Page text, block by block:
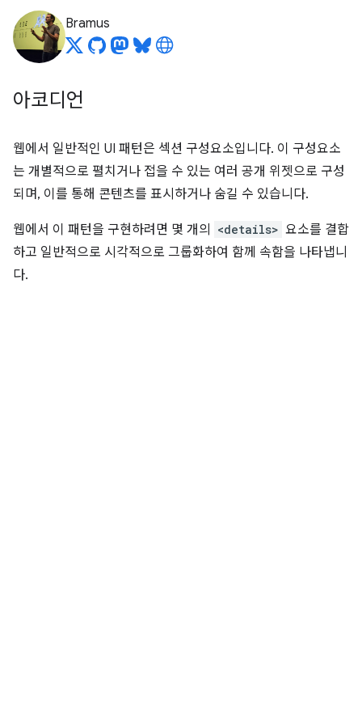
Bramus
아코디언
웹에서 일반적인 UI 패턴은 섹션 구성요소입니다. 이 구성요소
는 개별적으로 펼치거나 접을 수 있는 여러 공개 위젯으로 구성
되며, 이를 통해 콘텐츠를 표시하거나 숨길 수 있습니다.
웹에서 이 패턴을 구현하려면 몇 개의 <details> 요소를 결합
하고 일반적으로 시각적으로 그룹화하여 함께 속함을 나타냅니
다.